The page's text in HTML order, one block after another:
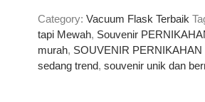
Category: Vacuum Flask Terbaik
tapi Mewah, Souvenir
murah, SOUVENIR PERNIKAHAN
sedang trend, souvenir unik dan